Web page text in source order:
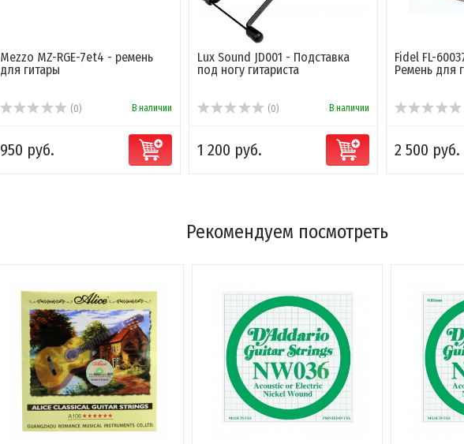
Mezzo MZ-RGE-7et4 - ремень
для гитары
(0) В наличии
950 руб.
Lux Sound JD001 - Подставка
под ногу гитариста
(0) В наличии
1 200 руб.
Fidel FL-
Ремень для
2 500 руб.
Рекомендуем посмотреть